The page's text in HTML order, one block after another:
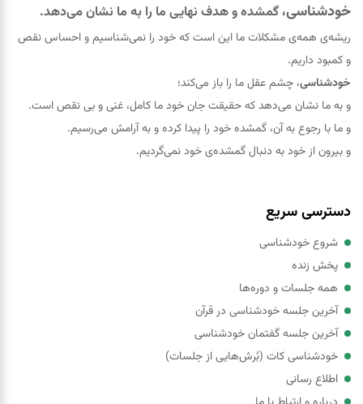
خودشناسی، گمشده و هدف نهایی ما را به ما نشان می‌دهد.
ریشه‌ی همه‌ی مشکلات ما این است که خود را نمی‌شناسیم و احساس نقص
و کمبود داریم.
خودشناسی، چشم عقل ما را باز می‌کند؛
و به ما نشان می‌دهد که حقيقت جان خود ما کامل، غنی و بی نقص است.
و ما با رجوع به آن، گمشده خود را پيدا کرده و به آرامش می‌رسیم.
و بیرون از خود به دنبال گمشده‌ی خود نمی‌گردیم.
دسترسی سریع
شروع خودشناسی
پخش زنده
همه جلسات و دوره‌ها
آخرین جلسه خودشناسی در قرآن
آخرین جلسه گفتمان خودشناسی
خودشناسی کات (بُرش‌هایی از جلسات)
اطلاع رسانی